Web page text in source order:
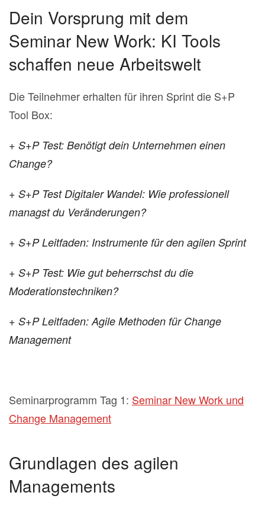
Dein Vorsprung mit dem
Seminar New Work: KI Tools
schaffen neue Arbeitswelt
Die Teilnehmer erhalten für ihren Sprint die S+P
Tool Box:
+ S+P Test: Benötigt dein Unternehmen einen
Change?
+ S+P Test Digitaler Wandel: Wie professionell
managst du Veränderungen?
+ S+P Leitfaden: Instrumente für den agilen Sprint
+ S+P Test: Wie gut beherrschst du die
Moderationstechniken?
+ S+P Leitfaden: Agile Methoden für Change
Management
Seminarprogramm Tag 1: Seminar New Work und
Change Management
Grundlagen des agilen
Managements